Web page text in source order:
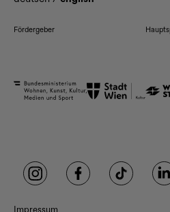
Fördergeber
Impressum